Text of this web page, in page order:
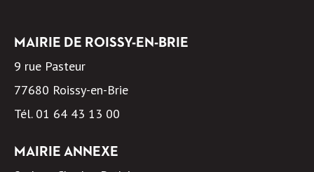
MAIRIE DE ROISSY-EN-BRIE
9 rue Pasteur
77680 Roissy-en-Brie
Tél. 01 64 43 13 00
MAIRIE ANNEXE